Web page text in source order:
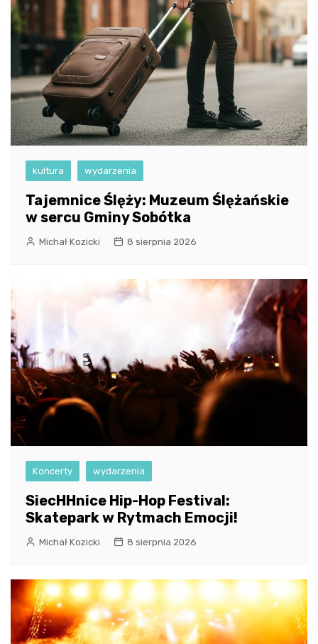
kultura wydarzenia
Tajemnice Ślęży: Muzeum Ślężańskie
w sercu Gminy Sobótka
Michał Kozicki 8 sierpnia 2026
Koncerty wydarzenia
SiecHHnice Hip-Hop Festival:
Skatepark w Rytmach Emocji!
Michał Kozicki 8 sierpnia 2026